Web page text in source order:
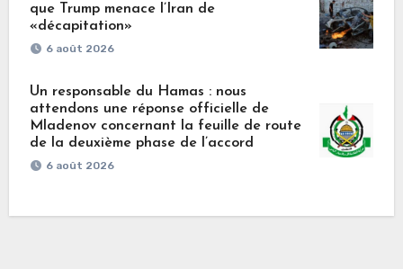
que Trump menace l’Iran de
«décapitation»
6 août 2026
Un responsable du Hamas : nous
attendons une réponse officielle de
Mladenov concernant la feuille de route
de la deuxième phase de l’accord
6 août 2026